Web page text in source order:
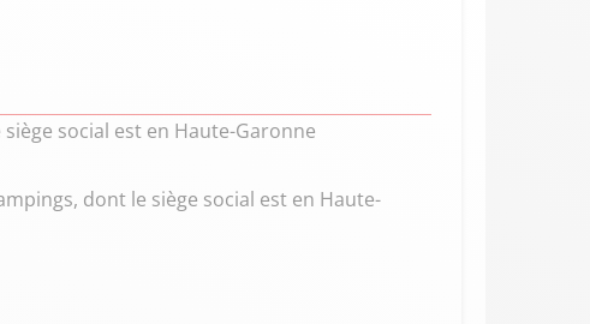
social est en Haute-Garonne
dont le siège social est en Haute-